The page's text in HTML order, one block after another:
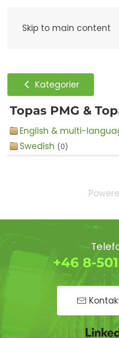
Skip to main content
Kategorier
Topas PMG &
English & multi-
Swedish (0)
+46 8-